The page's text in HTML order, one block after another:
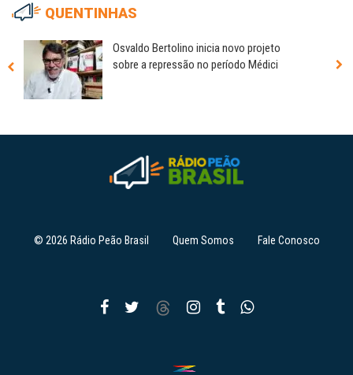
QUENTINHAS
Osvaldo Bertolino inicia novo projeto
sobre a repressão no período Médici
© 2026 Rádio Peão Brasil Quem Somos Fale Conosco